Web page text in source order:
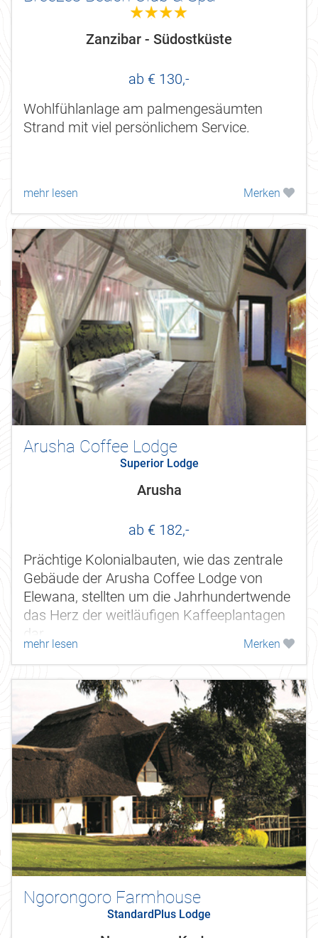
4.0
Zanzibar - Südostküste
ab € 130,-
Wohlfühlanlage am palmengesäumten
Strand mit viel persönlichem Service.
mehr lesen Merken
Arusha Coffee Lodge
Superior Lodge
Arusha
ab € 182,-
Prächtige Kolonialbauten, wie das zentrale
Gebäude der Arusha Coffee Lodge von
Elewana, stellten um die Jahrhundertwende
das Herz der weitläufigen Kaffeeplantagen
dar.
mehr lesen Merken
Ngorongoro Farmhouse
StandardPlus Lodge